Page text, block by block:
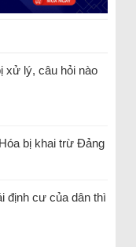
xử lý, câu hỏi nào
bị khai trừ Đảng
định cư của dân thì